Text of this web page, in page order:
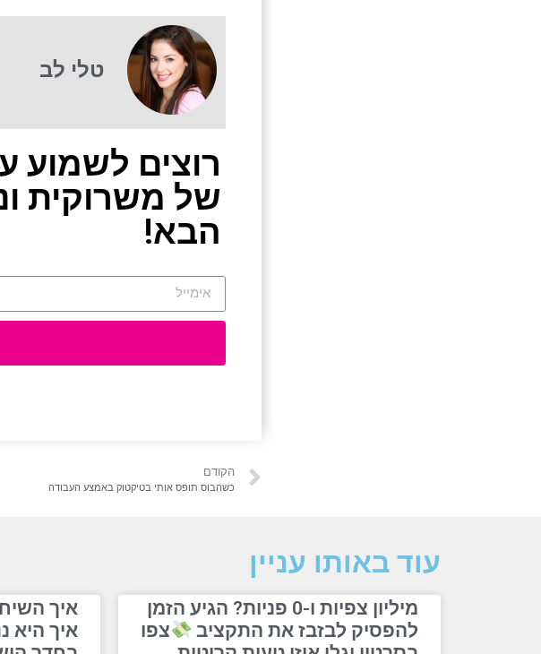
טלי לב
רוצים לשמוע
של משרוקית
הבא!
הקודם
כשהבוס תופס אותי בטיקטוק באמצע העבודה
עוד באותו עניין
מיליון צפיות ו-0 פניות? הגיע הזמן
להפסיק לבזבז את התקציב
צפו
איך היא